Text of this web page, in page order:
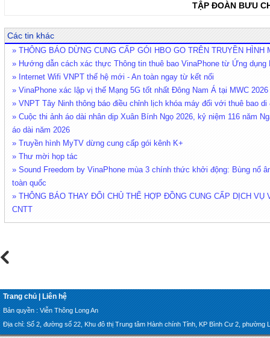
TẬP ĐOÀN BƯU
Các tin khác
» THÔNG BÁO DỪNG CUNG CẤP GÓI HBO GO TRÊN TRUYỀN HÌNH
» Hướng dẫn cách xác thực Thông tin thuê bao VinaPhone từ Ứng dụng
» Internet Wifi VNPT thế hệ mới - An toàn ngay từ kết nối
» VinaPhone xác lập vị thế Mạng 5G tốt nhất Đông Nam Á tại MWC 2026
» VNPT Tây Ninh thông báo điều chỉnh lịch khóa máy đối với thuê bao di
» Cuộc thi ảnh áo dài nhân dịp Xuân Bính Ngọ 2026, kỷ niệm 116 năm
áo dài năm 2026
» Truyền hình MyTV dừng cung cấp gói kênh K+
» Thư mời họp tác
» Sound Freedom by VinaPhone mùa 3 chính thức khởi động: Bùng nổ
toàn quốc
» THÔNG BÁO THAY ĐỔI CHỦ THỂ HỢP ĐỒNG CUNG CẤP DỊCH VỤ
CNTT
Trang chủ Liên hệ
Bản quyền : Viễn Thông Long An
Địa chỉ: Số 2, đường số 22, Khu đô thị Trung tâm Hành chính Tỉnh, KP Bình Cư 2,